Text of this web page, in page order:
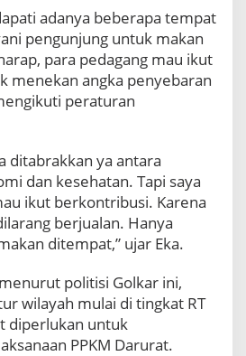
W
adanya beberapa tempat
pengunjung untuk makan
para pedagang mau ikut
menekan angka penyebaran
peraturan
ditabrakkan ya antara
dan kesehatan. Tapi saya
ikut berkontribusi. Karena
berjualan. Hanya
ditempat,” ujar Eka.
politisi Golkar ini,
wilayah mulai di tingkat RT
diperlukan untuk
PPKM Darurat.